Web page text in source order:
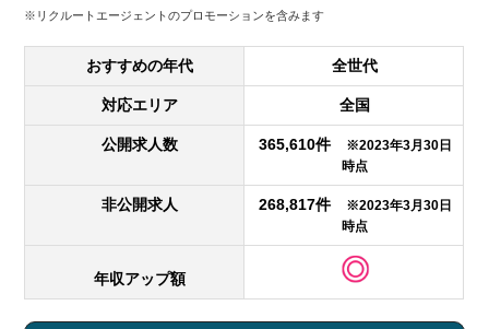
※リクルートエージェントのプロモーションを含みます
おすすめの年代 全世代
対応エリア 全国
公開求人数 365,610件
※2023年3月30日
時点
非公開求人 268,817件
※2023年3月30日
時点
年収アップ額